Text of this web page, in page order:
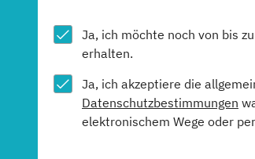
Ja, ich möchte noch von bis
erhalten.
Ja, ich akzeptiere die
Datenschutzbestimmungen
elektronischem Wege oder